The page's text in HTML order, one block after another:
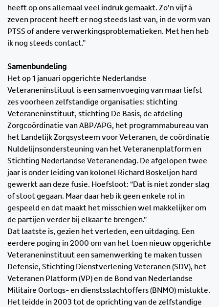
heeft op ons allemaal veel indruk gemaakt. Zo’n vijf à
zeven procent heeft er nog steeds last van, in de vorm van
PTSS of andere verwerkingsproblematieken. Met hen heb
ik nog steeds contact.”
Samenbundeling
Het op 1 januari opgerichte Nederlandse
Veteraneninstituut is een samenvoeging van maar liefst
zes voorheen zelfstandige organisaties: stichting
Veteraneninstituut, stichting De Basis, de afdeling
Zorgcoördinatie van ABP/APG, het programmabureau van
het Landelijk Zorgsysteem voor Veteranen, de coördinatie
Nuldelijnsondersteuning van het Veteranenplatform en
Stichting Nederlandse Veteranendag. De afgelopen twee
jaar is onder leiding van kolonel Richard Boskeljon hard
gewerkt aan deze fusie. Hoefsloot: “Dat is niet zonder slag
of stoot gegaan. Maar daar heb ik geen enkele rol in
gespeeld en dat maakt het misschien wel makkelijker om
de partijen verder bij elkaar te brengen.”
Dat laatste is, gezien het verleden, een uitdaging. Een
eerdere poging in 2000 om van het toen nieuw opgerichte
Veteraneninstituut een samenwerking te maken tussen
Defensie, Stichting Dienstverlening Veteranen (SDV), het
Veteranen Platform (VP) en de Bond van Nederlandse
Militaire Oorlogs- en dienstsslachtoffers (BNMO) mislukte.
Het leidde in 2003 tot de oprichting van de zelfstandige